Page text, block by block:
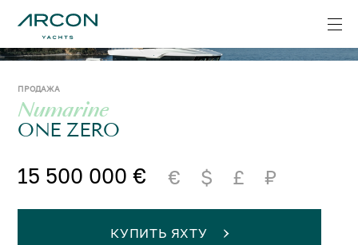
ПРОДАЖА
Numarine
ONE ZERO
15 500 000 € € $ £ ₽
КУПИТЬ ЯХТУ